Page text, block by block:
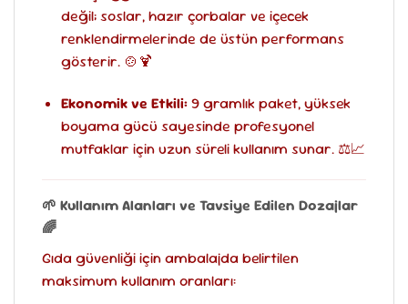
değil; soslar, hazır çorbalar ve içecek
renklendirmelerinde de üstün performans
gösterir. 🍲🍹
Ekonomik ve Etkili:9 gramlık paket, yüksek
boyama gücü sayesinde profesyonel
mutfaklar için uzun süreli kullanım sunar. ⚖️📈
🌱 Kullanım Alanları ve Tavsiye Edilen Dozajlar
🌈
Gıda güvenliği için ambalajda belirtilen
maksimum kullanım oranları: